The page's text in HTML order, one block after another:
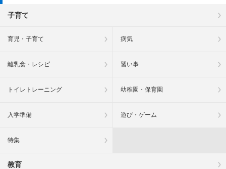
子育て
育児・子育て 病気
離乳食・レシピ 習い事
トイレトレーニング 幼稚園・保育園
入学準備 遊び・ゲーム
特集
教育